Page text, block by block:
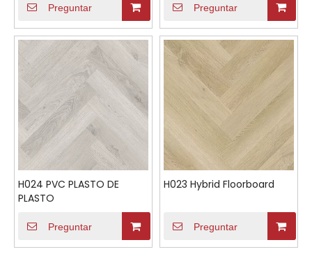
Preguntar Preguntar
H024 PVC PLASTO DE
PLASTO
Preguntar
H023 Hybrid Floorboard
Preguntar